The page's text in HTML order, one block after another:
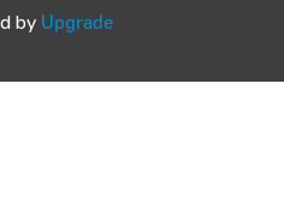
by Upgrade